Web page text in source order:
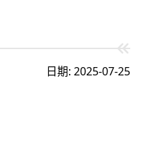
日期: 2025-07-25